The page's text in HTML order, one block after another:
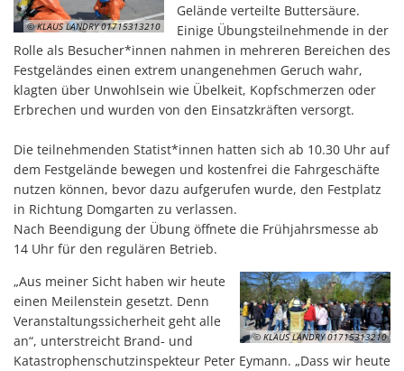
© KLAUS LANDRY 01715313210
Gelände verteilte Buttersäure.
Einige Übungsteilnehmende in der
Rolle als Besucher*innen nahmen in mehreren Bereichen des
Festgeländes einen extrem unangenehmen Geruch wahr,
klagten über Unwohlsein wie Übelkeit, Kopfschmerzen oder
Erbrechen und wurden von den Einsatzkräften versorgt.
Die teilnehmenden Statist*innen hatten sich ab 10.30 Uhr auf
dem Festgelände bewegen und kostenfrei die Fahrgeschäfte
nutzen können, bevor dazu aufgerufen wurde, den Festplatz
in Richtung Domgarten zu verlassen.
Nach Beendigung der Übung öffnete die Frühjahrsmesse ab
14 Uhr für den regulären Betrieb.
© KLAUS LANDRY 01715313210
„Aus meiner Sicht haben wir heute
einen Meilenstein gesetzt. Denn
Veranstaltungssicherheit geht alle
an“, unterstreicht Brand- und
Katastrophenschutzinspekteur Peter Eymann. „Dass wir heute